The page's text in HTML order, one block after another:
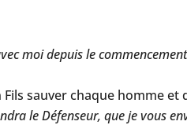
moi depuis le
sauver chaque homme et
le Défenseur, que je vous